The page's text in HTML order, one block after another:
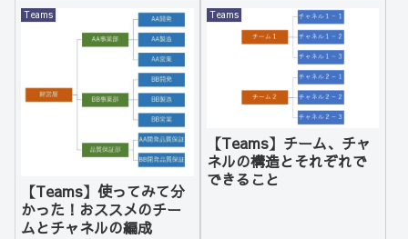
Teams
【Teams】使ってみて分
かった！おススメのチー
ムとチャネルの編成
Teams
【Teams】チーム、チャ
ネルの構造とそれぞれで
できること